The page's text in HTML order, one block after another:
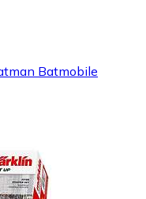
Batmobile